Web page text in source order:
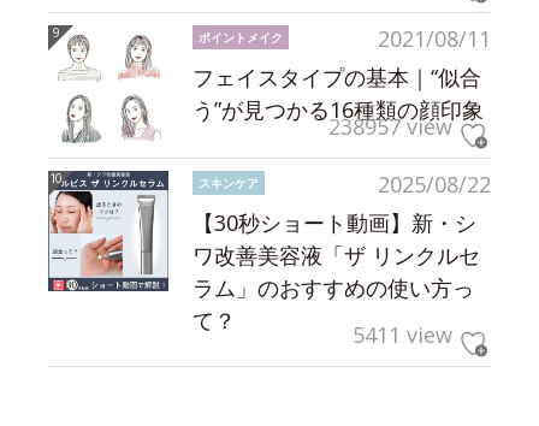
2021/08/11
ポイントメイク
フェイスタイプの基本｜“似合
う”が見つかる16種類の顔印象
238957 view
2025/08/22
スキンケア
【30秒ショート動画】新・シ
ワ改善美容液「ザ リンクルセ
ラム」のおすすめの使い方っ
て？
5411 view